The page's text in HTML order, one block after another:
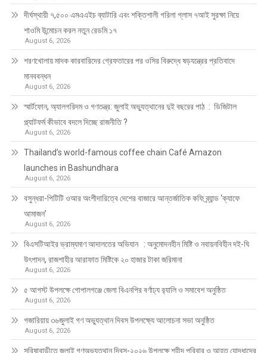
দীর্ঘস্থায়ী ৭,৫০০ এমএএইচ ব্যাটারি এবং শক্তিশালী গরিলা গ্লাস ৭আই সুরক্ষা নিয়ে
শাওমি উন্মোচন করল নতুন রেডমি ১৭
August 6, 2026
শরণখোলায় মাদক কারবারিদের গ্রেফতারের পর ওসির বিরুদ্ধে ষড়যন্ত্রের প্রতিবাদে
মানববন্ধন
August 6, 2026
স্মার্টফোন, অ্যালগরিদম ও গণতন্ত্র: জুলাই অভ্যুত্থানের দুই বছরের পাঠ : ডিজিটাল
প্ল্যাটফর্ম কীভাবে বদলে দিচ্ছে রাজনীতি ?
August 6, 2026
Thailand’s world-famous coffee chain Café Amazon
launches in Bashundhara
August 6, 2026
বসুন্ধরা-পিটিটি ওআর অংশীদারিত্বে দেশের বাজারে আন্তর্জাতিক কফি ব্র্যান্ড ‘ক্যাফে
আমাজন’
August 6, 2026
বিএসটিআইর ভ্রাম্যমাণ আদালতের অভিযান : অনুমোদনহীন মিষ্টি ও নবায়নবিহীন দই-ঘি
উৎপাদন, রাজশাহীর আরাফাত মিষ্টিকে ২০ হাজার টাকা জরিমানা
August 6, 2026
৫ আগস্ট উপলক্ষে গোপালগঞ্জে জেলা বিএনপির বর্ণাঢ্য র‍্যালি ও সমাবেশ অনুষ্ঠিত
August 6, 2026
গজারিয়ায় ৩৬জুলাই গণ অভ্যুত্থান দিবস উপলক্ষ্যে আলোচনা সভা অনুষ্ঠিত
August 6, 2026
সরিষাবাড়ীতে জুলাই গণঅভ্যুত্থান দিবস-২০২৬ উপলক্ষে শহীদ পরিবার ও আহত যোদ্ধাদের